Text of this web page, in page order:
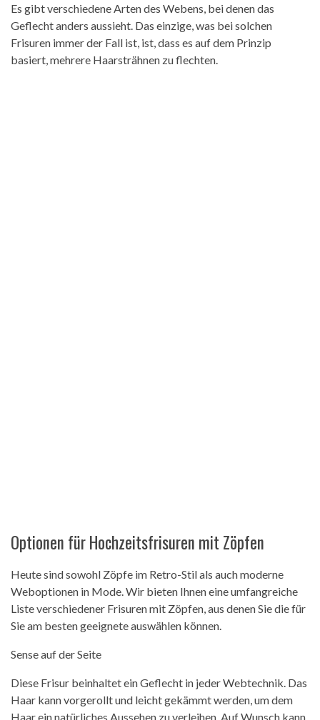
Es gibt verschiedene Arten des Webens, bei denen das
Geflecht anders aussieht. Das einzige, was bei solchen
Frisuren immer der Fall ist, ist, dass es auf dem Prinzip
basiert, mehrere Haarsträhnen zu flechten.
Optionen für Hochzeitsfrisuren mit Zöpfen
Heute sind sowohl Zöpfe im Retro-Stil als auch moderne
Weboptionen in Mode. Wir bieten Ihnen eine umfangreiche
Liste verschiedener Frisuren mit Zöpfen, aus denen Sie die für
Sie am besten geeignete auswählen können.
Sense auf der Seite
Diese Frisur beinhaltet ein Geflecht in jeder Webtechnik. Das
Haar kann vorgerollt und leicht gekämmt werden, um dem
Haar ein natürliches Aussehen zu verleihen. Auf Wunsch kann